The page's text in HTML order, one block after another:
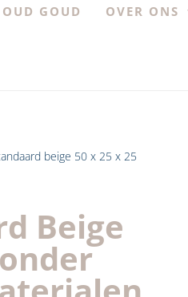
OUD GOUD OVER ONS
beige 50 x 25 x 25
Beige